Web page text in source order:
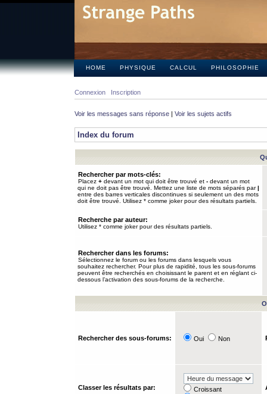
HOME PHYSIQUE CALCUL PHILOSOPHIE
Connexion Inscription
Voir les messages sans réponse | Voir les sujets actifs
Index du forum
Rechercher par mots-clés:
Placez + devant un mot qui doit être trouvé et - devant un mot
qui ne doit pas être trouvé. Mettez une liste de mots séparés par|
entre des barres verticales discontinues si seulement un des mots
doit être trouvé. Utilisez * comme joker pour des résultats partiels.
Recherche par auteur:
Utilisez * comme joker pour des résultats partiels.
Rechercher dans les forums:
Sélectionnez le forum ou les forums dans lesquels vous
souhaitez rechercher. Pour plus de rapidité, tous les sous-forums
peuvent être recherchés en choisissant le parent et en réglant ci-
dessous l’activation des sous-forums de la recherche.
Rechercher des sous-forums: Oui Non
Classer les résultats par:
Croissant